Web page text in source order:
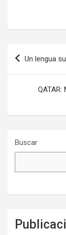
Navegación
de
Un lengua
Buscar